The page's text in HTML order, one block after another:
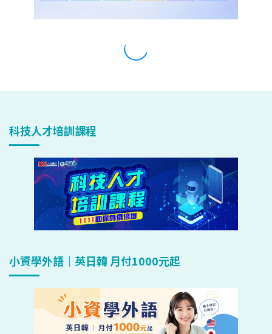
科技人才培訓課程
小資學外語｜英日韓 月付1000元起